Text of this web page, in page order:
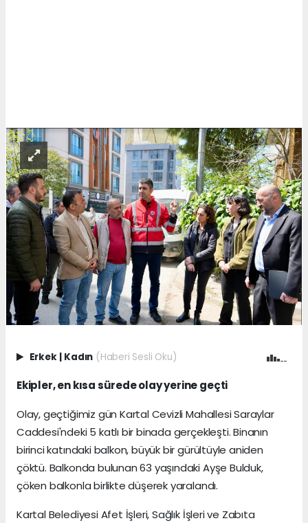
Erkek | Kadın (Haberi Sesli Oku)
Ekipler, en kısa sürede olay yerine geçti
Olay, geçtiğimiz gün Kartal Cevizli Mahallesi Saraylar
Caddesi'ndeki 5 katlı bir binada gerçekleşti. Binanın
birinci katındaki balkon, büyük bir gürültüyle aniden
çöktü. Balkonda bulunan 63 yaşındaki Ayşe Bulduk,
çöken balkonla birlikte düşerek yaralandı.
Kartal Belediyesi Afet İşleri, Sağlık İşleri ve Zabıta